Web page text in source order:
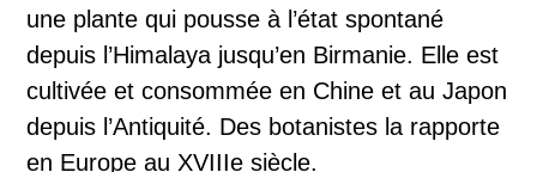
une plante qui pousse à l’état spontané
depuis l’Himalaya jusqu’en Birmanie. Elle est
cultivée et consommée en Chine et au Japon
depuis l’Antiquité. Des botanistes la rapporte
en Europe au XVIIIe siècle.